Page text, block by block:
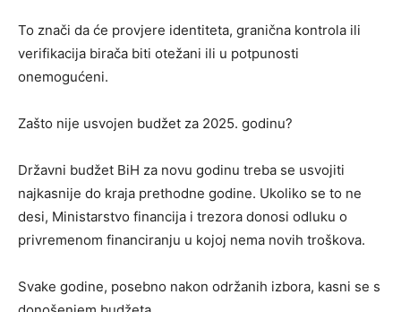
To znači da će provjere identiteta, granična kontrola ili
verifikacija birača biti otežani ili u potpunosti
onemogućeni.
Zašto nije usvojen budžet za 2025. godinu?
Državni budžet BiH za novu godinu treba se usvojiti
najkasnije do kraja prethodne godine. Ukoliko se to ne
desi, Ministarstvo financija i trezora donosi odluku o
privremenom financiranju u kojoj nema novih troškova.
Svake godine, posebno nakon održanih izbora, kasni se s